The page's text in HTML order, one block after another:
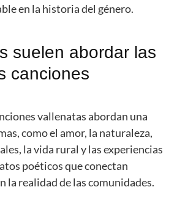
en la historia del género.
suelen abordar las
canciones
vallenatas abordan una
como el amor, la naturaleza,
la vida rural y las experiencias
poéticos que conectan
la realidad de las comunidades.